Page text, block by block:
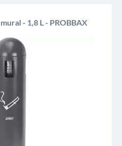
- 1,8 L - PROBBAX